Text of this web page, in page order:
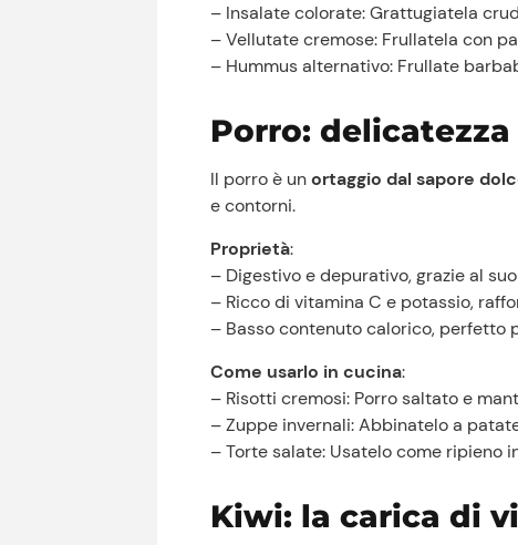
– Insalate colorate: Grattugiatela
– Vellutate cremose: Frullatela con
– Hummus alternativo: Frullate
Porro:
Il porro è unortaggio dal sapore
e contorni.
Proprietà:
– Digestivo e depurativo, grazie al
– Ricco di vitamina C e potassio,
– Basso contenuto calorico, perfetto
Come usarlo in cucina:
– Risotti cremosi: Porro saltato e
– Zuppe invernali: Abbinatelo a
– Torte salate: Usatelo come ripieno
Kiwi: la carica di